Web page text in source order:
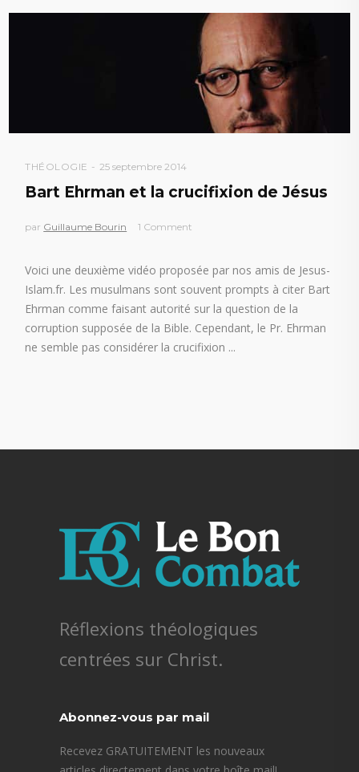
THÉOLOGIE 25 septembre 2014
Bart Ehrman et la crucifixion de Jésus
par Guillaume Bourin 1 Comment
Voici une deuxième vidéo proposée par nos amis de Jesus-
Islam.fr. Les musulmans sont souvent prompts à citer Bart
Ehrman comme faisant autorité sur la question de la
corruption supposée de la Bible. Cependant, le Pr. Ehrman
ne semble pas considérer la crucifixion
Réflexions théologiques
centrées sur Christ.
Abonnez-vous par mail
Recevez GRATUITEMENT les nouveaux